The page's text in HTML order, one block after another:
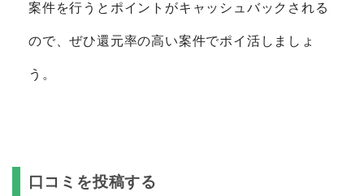
案件を行うとポイントがキャッシュバックされる
ので、ぜひ還元率の高い案件でポイ活しましょ
う。
口コミを投稿する